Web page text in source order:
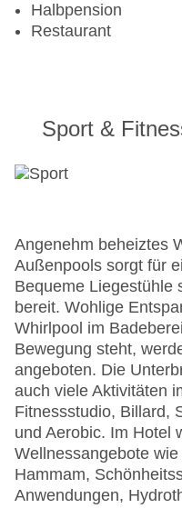
Halbpension
Restaurant
Sport &
Angenehm beheiztes
Außenpools sorgt für
Bequeme Liegestühle
bereit. Wohlige
Whirlpool im
Bewegung steht,
angeboten. Die
auch viele Aktivitäten
Fitnessstudio, Billard,
und Aerobic. Im Hotel
Wellnessangebote
Hammam,
Anwendungen,